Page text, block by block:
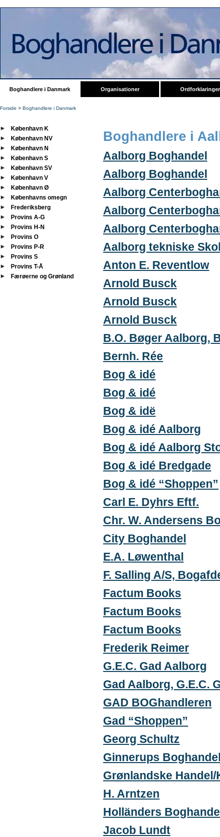
Boghandlere i Danmark Organisationer Ordforklaringer
Forside > Boghandlere i Danmark
København K
København NV
København N
København S
København SV
København V
København Ø
Københavns omegn
Frederiksberg
Provins A-G
Provins H-N
Provins O
Provins P-R
Provins S
Provins T-Å
Færøerne og Grønland
Boghandlere i
Aalborg Boghandel
Aalborg Boghandel
Aalborg
Aalborg
Aalborg
Aalborg tekniske
Anton E. Reventlow
Arnold Busck
Arnold Busck
Arnold Busck
B.O. Bøger Aalborg,
Bernh. Rée
Bog & idé
Bog & idé
Bog & idë
Bog & idé Aalborg
Bog & idé Aalborg
Bog & idé Bredgade
Bog & idé “Shoppen”
Carl E. Dyhrs Eftf.
Chr. W. Andersens
City Boghandel
E.A. Løwenthal
F. Salling A/S,
Factum Books
Factum Books
Factum Books
Frederik Reimer
G.E.C. Gad Aalborg
Gad Aalborg, G.E.C.
GAD BOGhandleren
Gad “Shoppen”
Georg Schultz
Ginnerups
Grønlandske Handel/
H. Arntzen
Holländers
Jacob Lundt